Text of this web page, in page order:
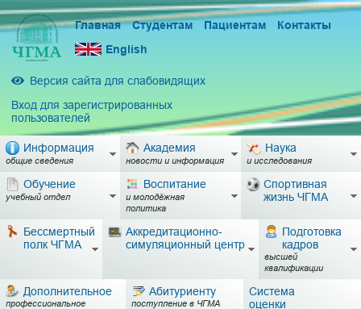
Главная Студентам Пациентам
Контакты
English
Версия сайта для слабовидящих
Вход для зарегистрированных
пользователей
Информация
общие сведения
Академия
новости и информация
Наука
и исследования
Обучение
учебный отдел
Воспитание
и молодёжная
политика
Спортивная
жизнь ЧГМА
Бессмертный
полк ЧГМА
Аккредитационно-
симуляционный центр
Подготовка
кадров
высшей
квалификации
Дополнительное
профессиональное
Абитуриенту
поступление в ЧГМА
Система
оценки